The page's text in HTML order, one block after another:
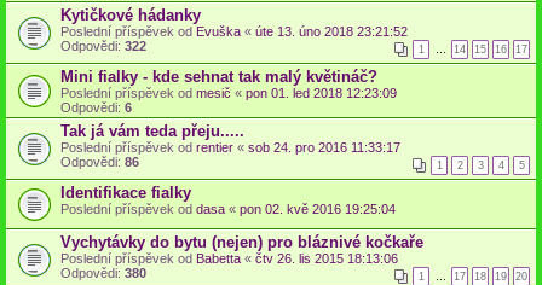
Kytičkové hádanky
Poslední příspěvek od Evuška « úte 13. úno 2018 23:21:52
Odpovědi: 322 1 … 14 15 16 17
Mini fialky - kde sehnat tak malý květináč?
Poslední příspěvek od mesič « pon 01. led 2018 12:23:09
Odpovědi: 6
Tak já vám teda přeju.....
Poslední příspěvek od rentier « sob 24. pro 2016 11:33:17
Odpovědi: 86 1 2 3 4 5
Identifikace fialky
Poslední příspěvek od dasa « pon 02. kvě 2016 19:25:04
Vychytávky do bytu (nejen) pro bláznivé kočkaře
Poslední příspěvek od Babetta « čtv 26. lis 2015 18:13:06
Odpovědi: 380 1 … 17 18 19 20